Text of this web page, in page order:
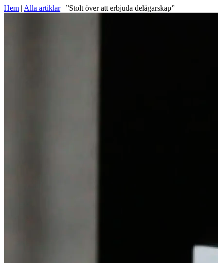
Hem | Alla artiklar| ”Stolt över att erbjuda delägarskap”